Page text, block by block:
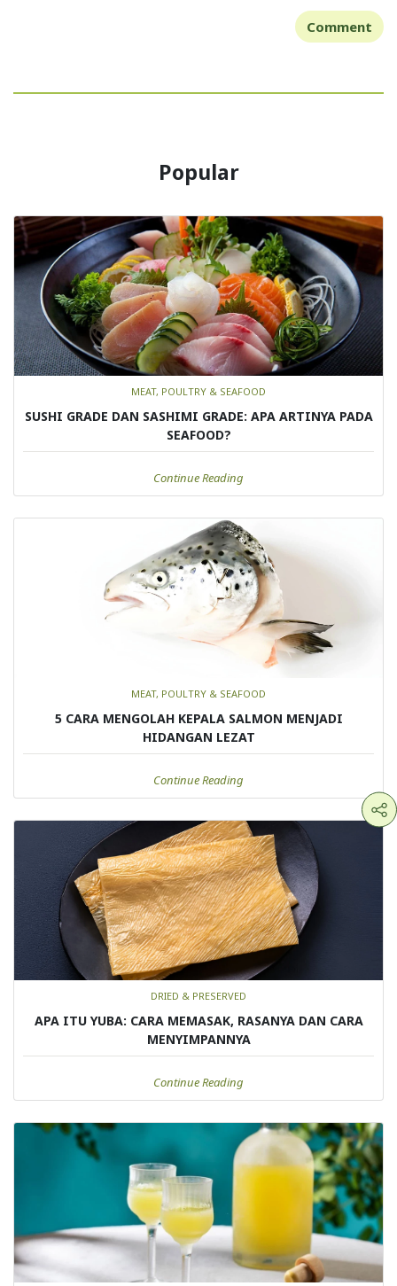
Comment
Popular
MEAT, POULTRY & SEAFOOD
SUSHI GRADE DAN SASHIMI GRADE: APA ARTINYA PADA
SEAFOOD?
Continue Reading
MEAT, POULTRY & SEAFOOD
5 CARA MENGOLAH KEPALA SALMON MENJADI
HIDANGAN LEZAT
Continue Reading
DRIED & PRESERVED
APA ITU YUBA: CARA MEMASAK, RASANYA DAN CARA
MENYIMPANNYA
Continue Reading